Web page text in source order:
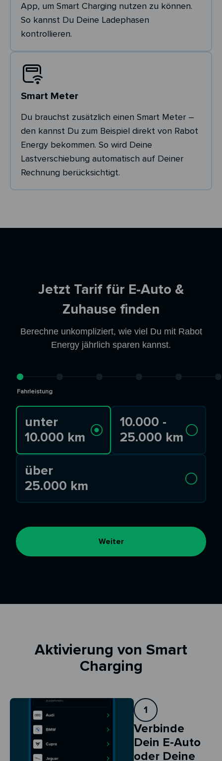
App, um Smart Charging nutzen zu können.
So kannst Du Deine Ladephasen
kontrollieren.
Smart Meter
Du brauchst zusätzlich einen Smart Meter –
den kannst Du zum Beispiel direkt von Rabot
Energy bekommen. So wird Deine
Lastverschiebung automatisch auf Deiner
Rechnung berücksichtigt.
Jetzt Tarif für E-Auto &
Zuhause finden
Berechne unkompliziert, wie viel Du mit Rabot
Energy jährlich sparen kannst.
Fahrleistung
unter
10.000 km
10.000 -
25.000 km
über
25.000 km
Weiter
Aktivierung von Smart
Charging
1
Verbinde
Dein E-Auto
oder Deine